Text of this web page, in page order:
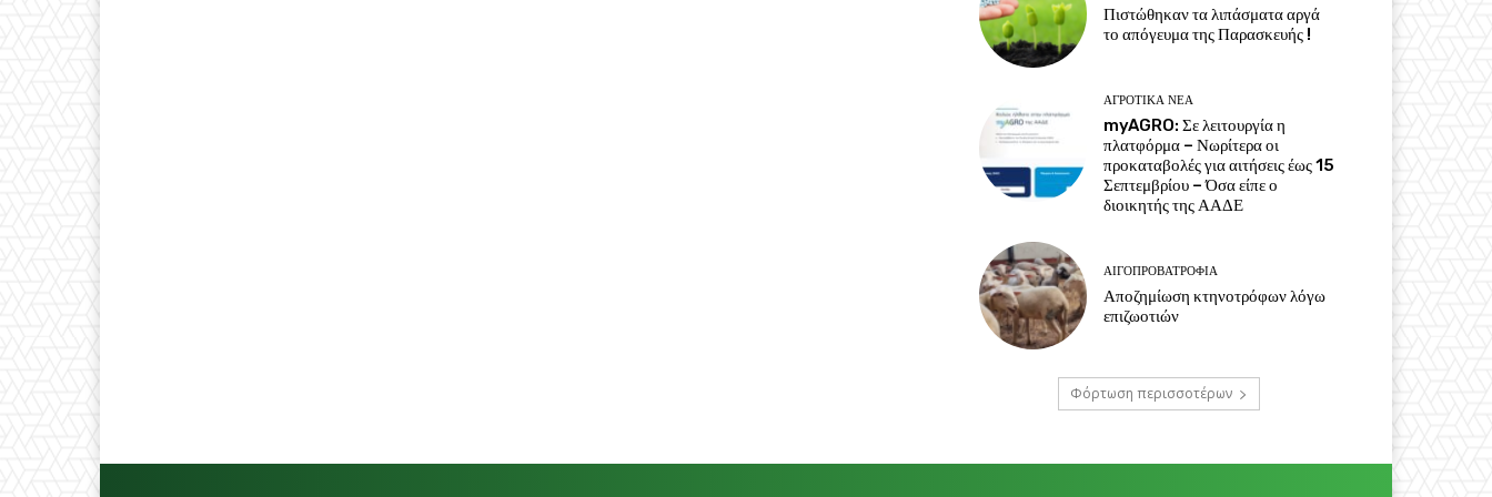
Πιστώθηκαν τα λιπάσματα αργά
το απόγευμα της Παρασκευής !
ΑΓΡΟΤΙΚΆ ΝΈΑ
myAGRO: Σε λειτουργία η
πλατφόρμα – Νωρίτερα οι
προκαταβολές για αιτήσεις έως 15
Σεπτεμβρίου – Όσα είπε ο
διοικητής της ΑΑΔΕ
ΑΙΓΟΠΡΟΒΑΤΡΟΦΊΑ
Αποζημίωση κτηνοτρόφων λόγω
επιζωοτιών
Φόρτωση περισσοτέρων